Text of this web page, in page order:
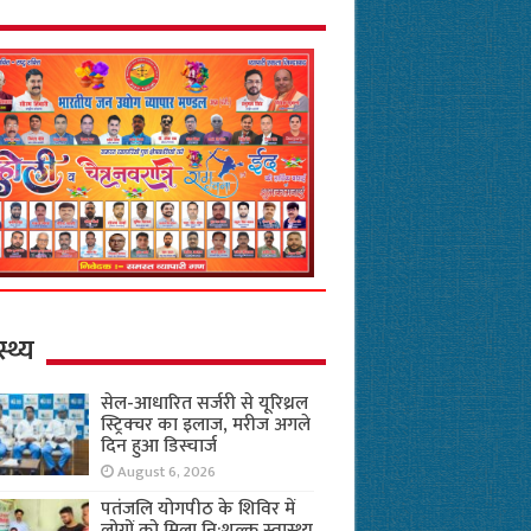
सेल-आधारित सर्जरी से यूरिथ्रल
स्ट्रिक्चर का इलाज, मरीज अगले
दिन हुआ डिस्चार्ज
August 6, 2026
पतंजलि योगपीठ के शिविर में